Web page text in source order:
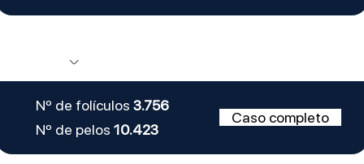
Nº de folículos 3.756
Nº de pelos 10.423
Caso completo